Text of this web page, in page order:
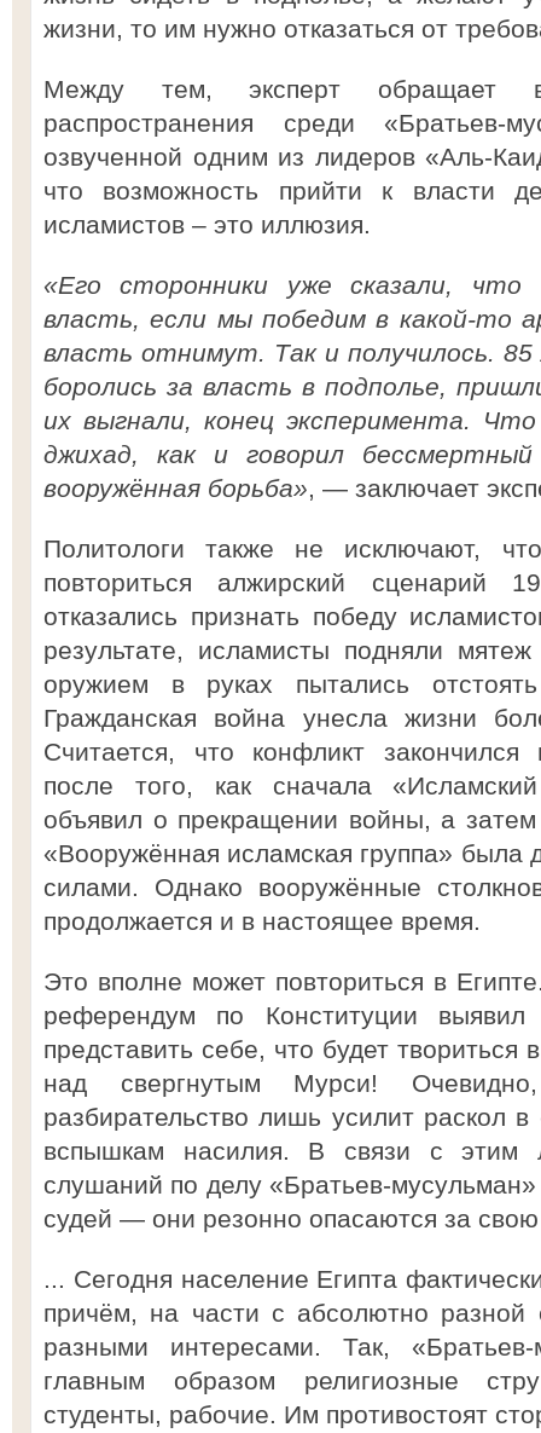
жизни, то им нужно отказаться от
Между тем, эксперт обращает
распространения среди «Братьев-
озвученной одним из лидеров «Аль-
что возможность прийти к власти
исламистов – это иллюзия.
«Его сторонники уже сказали,
власть, если мы победим в какой-то
власть отнимут. Так и получилось.
боролись за власть в подполье,
их выгнали, конец эксперимента.
джихад, как и говорил
вооружённая борьба», — заключает
Политологи также не исключают,
повториться алжирский сценарий
отказались признать победу
результате, исламисты подняли
оружием в руках пытались
Гражданская война унесла жизни
Считается, что конфликт
после того, как сначала
объявил о прекращении войны, а
«Вооружённая исламская группа» была
силами. Однако вооружённые
продолжается и в настоящее время.
Это вполне может повториться в
референдум по Конституции
представить себе, что будет твориться
над свергнутым Мурси!
разбирательство лишь усилит раскол
вспышкам насилия. В связи с этим
слушаний по делу «Братьев-
судей — они резонно опасаются за
... Сегодня население Египта
причём, на части с абсолютно разной
разными интересами. Так, «Братьев-
главным образом религиозные
студенты, рабочие. Им противостоят